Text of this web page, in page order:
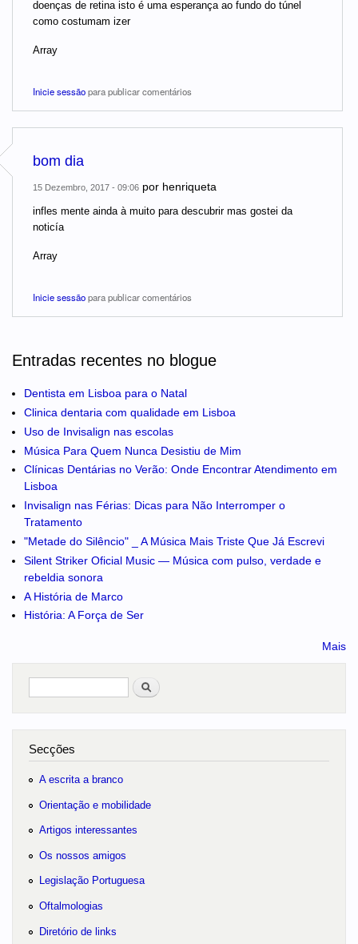
doenças de retina isto é uma esperança ao fundo do túnel
como costumam izer
Array
Inicie sessãopara publicar comentários
bom dia
15 Dezembro, 2017 - 09:06 por henriqueta
infles mente ainda à muito para descubrir mas gostei da
noticía
Array
Inicie sessãopara publicar comentários
Entradas recentes no blogue
Dentista em Lisboa para o Natal
Clinica dentaria com qualidade em Lisboa
Uso de Invisalign nas escolas
Música Para Quem Nunca Desistiu de Mim
Clínicas Dentárias no Verão: Onde Encontrar Atendimento em
Lisboa
Invisalign nas Férias: Dicas para Não Interromper o
Tratamento
"Metade do Silêncio" _ A Música Mais Triste Que Já Escrevi
Silent Striker Oficial Music — Música com pulso, verdade e
rebeldia sonora
A História de Marco
História: A Força de Ser
Mais
Pesquisar
Secções
A escrita a branco
Orientação e mobilidade
Artigos interessantes
Os nossos amigos
Legislação Portuguesa
Oftalmologias
Diretório de links